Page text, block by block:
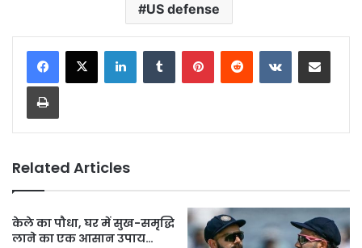
US defense
LinkedInTumblr PinterestReddit VKontakteShare via Email
Print
Related Articles
केले का पौधा, घर में सुख-समृद्धि
लाने का एक आसान उपाय…